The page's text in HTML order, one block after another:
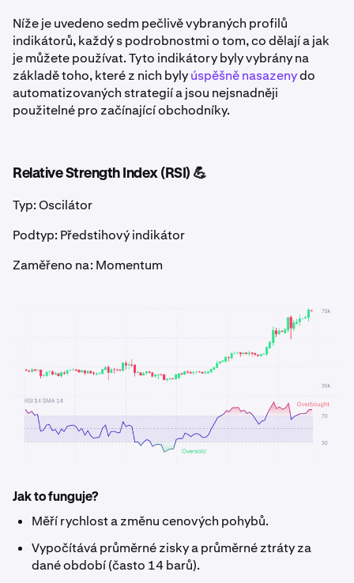
Níže je uvedeno sedm pečlivě vybraných profilů
indikátorů, každý s podrobnostmi o tom, co dělají a jak
je můžete používat. Tyto indikátory byly vybrány na
základě toho, které z nich bylyúspěšně nasazenydo
automatizovaných strategií a jsou nejsnadněji
použitelné pro začínající obchodníky.
Relative Strength Index (RSI) 💪
Typ: Oscilátor
Podtyp: Předstihový indikátor
Zaměřeno na: Momentum
Jak to funguje?
Měří rychlost a změnu cenových pohybů.
Vypočítává průměrné zisky a průměrné ztráty za
dané období (často 14 barů).